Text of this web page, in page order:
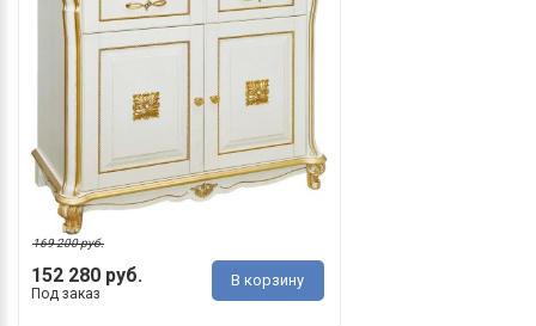
152 280 руб.
169 200 руб.
Под заказ
В корзину